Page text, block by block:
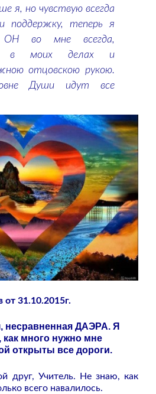
я, но чувствую всегда
поддержку, теперь я
во мне всегда,
в моих делах и
отцовскою рукою.
Души идут все
от 31.10.2015г.
несравненная ДАЭРА. Я
как много нужно мне
открыты все дороги.
друг, Учитель. Не знаю, как
всего навалилось.